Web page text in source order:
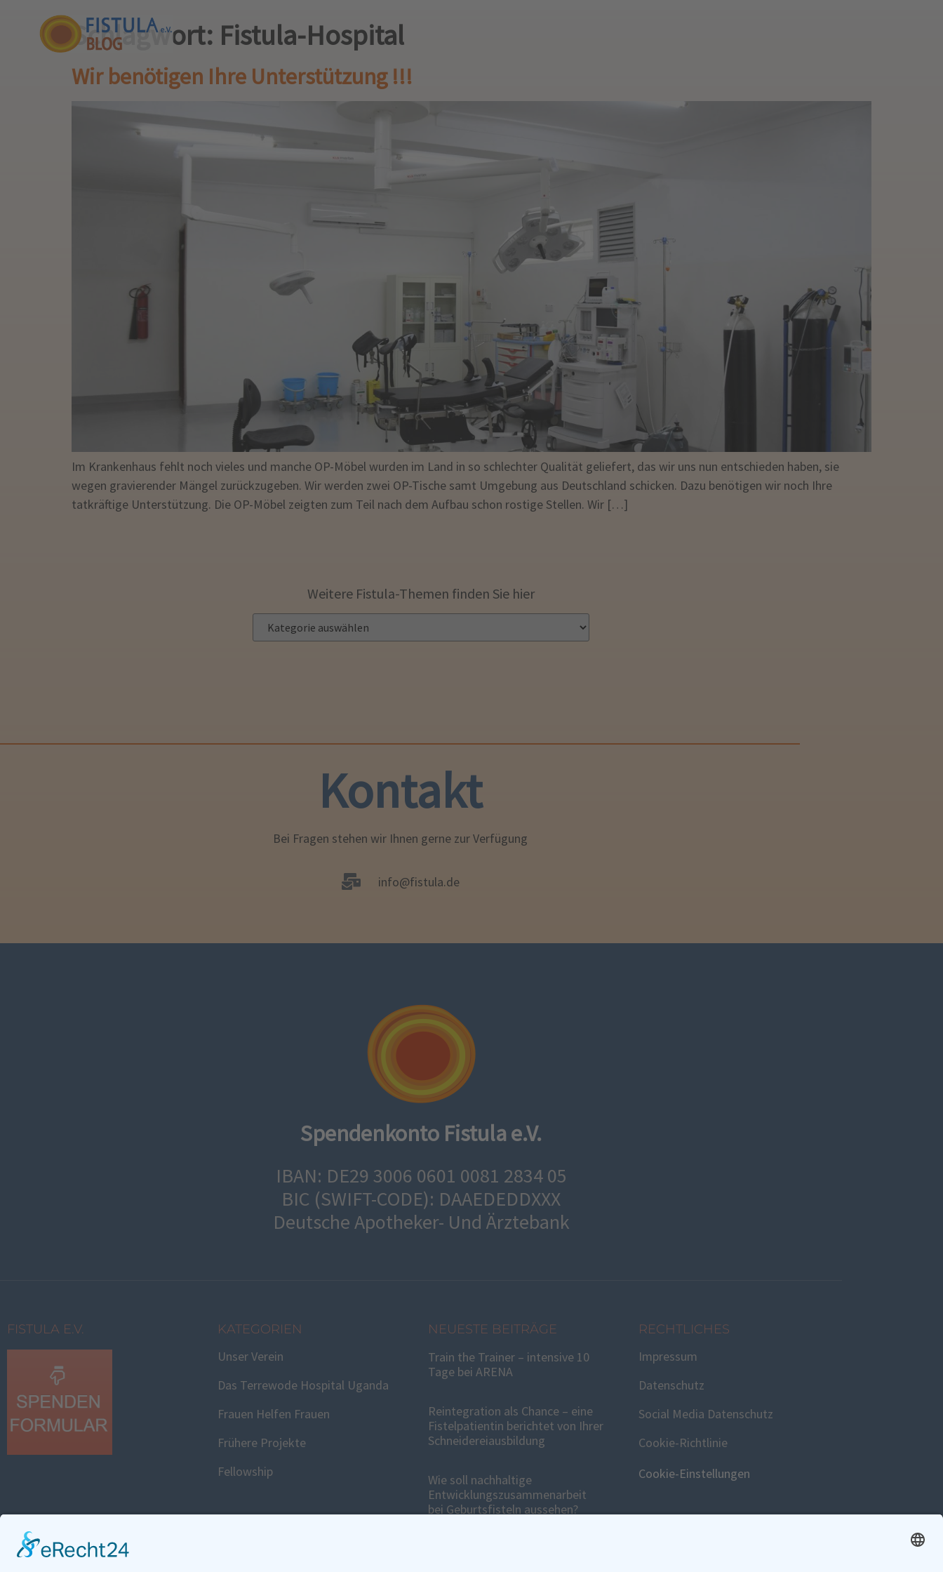
Schlagwort: Fistula-Hospital
Wir benötigen Ihre Unterstützung !!!
Im Krankenhaus fehlt noch vieles und manche OP-Möbel wurden im Land in so schlechter Qualität geliefert, das wir uns nun entschieden haben, sie
wegen gravierender Mängel zurückzugeben. Wir werden zwei OP-Tische samt Umgebung aus Deutschland schicken. Dazu benötigen wir noch Ihre
tatkräftige Unterstützung. Die OP-Möbel zeigten zum Teil nach dem Aufbau schon rostige Stellen. Wir […]
Weitere Fistula-Themen finden Sie hier
Kontakt
Bei Fragen stehen wir Ihnen gerne zur Verfügung
info@fistula.de
Spendenkonto Fistula e.V.
IBAN: DE29 3006 0601 0081 2834 05
BIC (SWIFT-CODE): DAAEDEDDXXX
Deutsche Apotheker- Und Ärztebank
FISTULA E.V. KATEGORIEN
Unser Verein
Das Terrewode Hospital Uganda
Frauen Helfen Frauen
Frühere Projekte
Fellowship
NEUESTE BEITRÄGE
Train the Trainer – intensive 10
Tage bei ARENA
Reintegration als Chance – eine
Fistelpatientin berichtet von Ihrer
Schneidereiausbildung
Wie soll nachhaltige
Entwicklungszusammenarbeit
bei Geburtsfisteln aussehen?
RECHTLICHES
Impressum
Datenschutz
Social Media Datenschutz
Cookie-Richtlinie
Cookie-Einstellungen